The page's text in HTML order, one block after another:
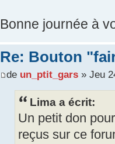
Bonne journée à
Re: Bouton
de un_ptit_gars» Jeu
Lima a écrit:
Un petit don
reçus sur ce